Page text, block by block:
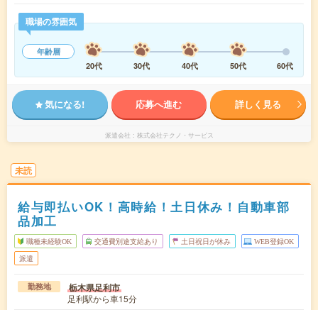
職場の雰囲気
年齢層
20代
30代 40代 50代 60代
気になる! 応募へ進む 詳しく見る
派遣会社 株式会社テクノ・サービス
未読
給与即払いOK！高時給！土日休み！自動車部
品加工
職種未経験OK 交通費別途支給あり 土日祝日が休み WEB登録OK
派遣
勤務地 栃木県足利市
足利駅から車15分